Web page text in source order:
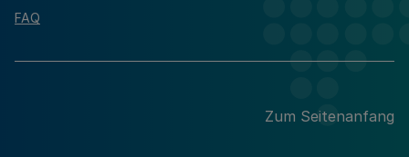
FAQ
Zum Seitenanfang